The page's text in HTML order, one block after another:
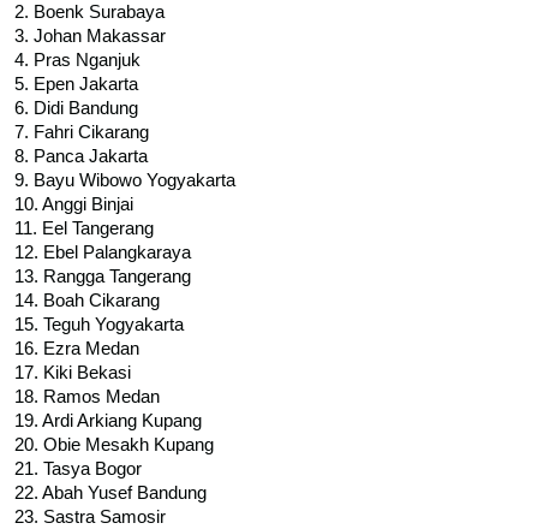
2. Boenk Surabaya
3. Johan Makassar
4. Pras Nganjuk
5. Epen Jakarta
6. Didi Bandung
7. Fahri Cikarang
8. Panca Jakarta
9. Bayu Wibowo Yogyakarta
10. Anggi Binjai
11. Eel Tangerang
12. Ebel Palangkaraya
13. Rangga Tangerang
14. Boah Cikarang
15. Teguh Yogyakarta
16. Ezra Medan
17. Kiki Bekasi
18. Ramos Medan
19. Ardi Arkiang Kupang
20. Obie Mesakh Kupang
21. Tasya Bogor
22. Abah Yusef Bandung
23. Sastra Samosir